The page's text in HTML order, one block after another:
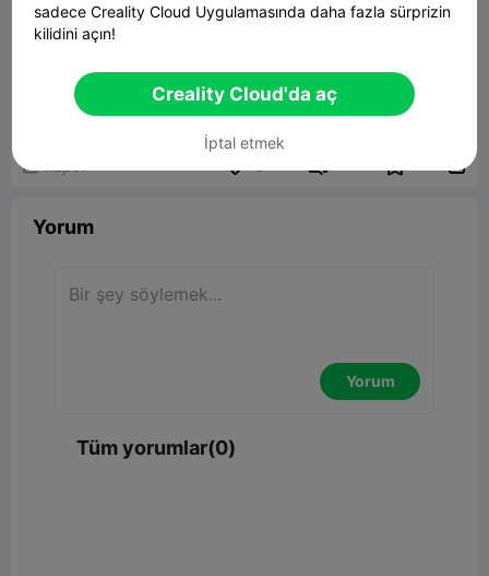
  
Yorum
Yorum
Tüm yorumlar(0)
sadece Creality Cloud Uygulamasında daha fazla sürprizin
kilidini açın!
Creality Cloud'da aç
İptal etmek